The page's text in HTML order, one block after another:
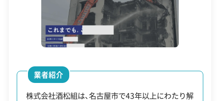
「木造住宅密集地域」の指定がないため、補助上
限額は原則20万円です。
制度名
補助
金
対象・条件
1億円
電話番号 052-602-5225
営業日
業者紹介
株式会社酒松組は、名古屋市で43年以上にわたり解